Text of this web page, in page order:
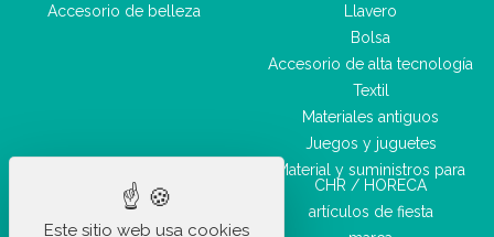
Accesorio de belleza
Llavero
Bolsa
Accesorio de alta tecnología
Textil
Materiales antiguos
Juegos y juguetes
Material y suministros para
CHR / HORECA
artículos de fiesta
Este sitio web usa cookies